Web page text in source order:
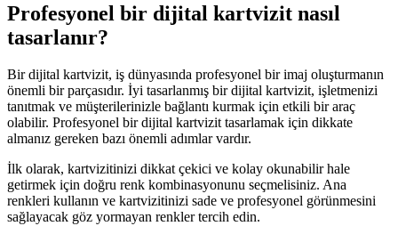
Profesyonel bir dijital kartvizit nasıl
tasarlanır?
Bir dijital kartvizit, iş dünyasında profesyonel bir imaj oluşturmanın
önemli bir parçasıdır. İyi tasarlanmış bir dijital kartvizit, işletmenizi
tanıtmak ve müşterilerinizle bağlantı kurmak için etkili bir araç
olabilir. Profesyonel bir dijital kartvizit tasarlamak için dikkate
almanız gereken bazı önemli adımlar vardır.
İlk olarak, kartvizitinizi dikkat çekici ve kolay okunabilir hale
getirmek için doğru renk kombinasyonunu seçmelisiniz. Ana
renkleri kullanın ve kartvizitinizi sade ve profesyonel görünmesini
sağlayacak göz yormayan renkler tercih edin.